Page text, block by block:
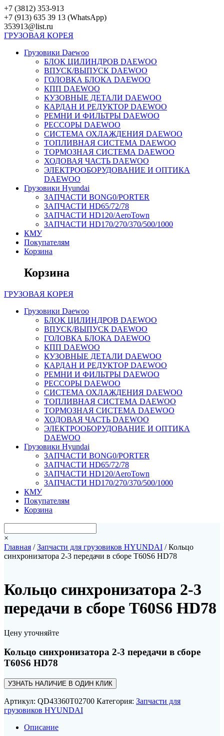
Перейти
к
контенту
+7 (3812) 353-913
+7 (913) 635 39 13 (WhatsApp)
353913@list.ru
ГРУЗОВАЯ КОРЕЯ
Грузовики Daewoo
БЛОК ЦИЛИНДРОВ DAEWOO
ВПУСК/ВЫПУСК DAEWOO
ГОЛОВКА БЛОКА DAEWOO
КПП DAEWOO
КУЗОВНЫЕ ДЕТАЛИ DAEWOO
КАРДАН И РЕДУКТОР DAEWOO
РЕМНИ И ФИЛЬТРЫ DAEWOO
РЕССОРЫ DAEWOO
СИСТЕМА ОХЛАЖДЕНИЯ DAEWOO
ТОПЛИВНАЯ СИСТЕМА DAEWOO
ТОРМОЗНАЯ СИСТЕМА DAEWOO
ХОДОВАЯ ЧАСТЬ DAEWOO
ЭЛЕКТРООБОРУДОВАНИЕ И ОПТИКА
DAEWOO
Грузовики Hyundai
ЗАПЧАСТИ BONG0/PORTER
ЗАПЧАСТИ HD65/72/78
ЗАПЧАСТИ HD120/AeroTown
ЗАПЧАСТИ HD170/270/370/500/1000
КМУ
Покупателям
Корзина
Корзина
ГРУЗОВАЯ КОРЕЯ
Грузовики Daewoo
БЛОК ЦИЛИНДРОВ DAEWOO
ВПУСК/ВЫПУСК DAEWOO
ГОЛОВКА БЛОКА DAEWOO
КПП DAEWOO
КУЗОВНЫЕ ДЕТАЛИ DAEWOO
КАРДАН И РЕДУКТОР DAEWOO
РЕМНИ И ФИЛЬТРЫ DAEWOO
РЕССОРЫ DAEWOO
СИСТЕМА ОХЛАЖДЕНИЯ DAEWOO
ТОПЛИВНАЯ СИСТЕМА DAEWOO
ТОРМОЗНАЯ СИСТЕМА DAEWOO
ХОДОВАЯ ЧАСТЬ DAEWOO
ЭЛЕКТРООБОРУДОВАНИЕ И ОПТИКА
DAEWOO
Грузовики Hyundai
ЗАПЧАСТИ BONG0/PORTER
ЗАПЧАСТИ HD65/72/78
ЗАПЧАСТИ HD120/AeroTown
ЗАПЧАСТИ HD170/270/370/500/1000
КМУ
Покупателям
Корзина
×
Главная /Запчасти для грузовиков HYUNDAI / Кольцо
синхронизатора 2-3 передачи в сборе T60S6 HD78
Кольцо синхронизатора 2-3
передачи в сборе T60S6 HD78
Цену уточняйте
Кольцо синхронизатора 2-3 передачи в сборе
T60S6 HD78
УЗНАТЬ НАЛИЧИЕ В ОДИН КЛИК
Артикул: QD43360T02700 Категория: Запчасти для
грузовиков HYUNDAI
Описание